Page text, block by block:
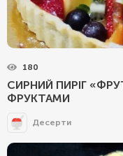
180
СИРНИЙ ПИРІГ
ФРУКТАМИ
Десерти